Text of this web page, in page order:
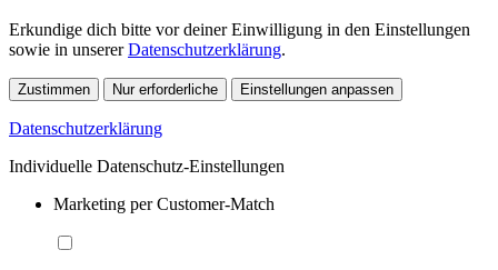
Erkundige dich bitte vor deiner Einwilligung in den Einstellungen
sowie in unsererDatenschutzerklärung.
Zustimmen Nur erforderliche Einstellungen anpassen
Datenschutzerklärung
Individuelle Datenschutz-Einstellungen
Marketing per Customer-Match